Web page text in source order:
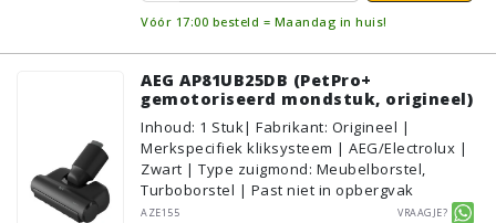
Vóór 17:00 besteld = Maandag in huis!
AEG AP81UB25DB (PetPro+
gemotoriseerd mondstuk, origineel)
Inhoud: 1 Stuk| Fabrikant: Origineel |
Merkspecifiek kliksysteem | AEG/Electrolux |
Zwart | Type zuigmond: Meubelborstel,
Turboborstel | Past niet in opbergvak
AZE155
Vraagje?